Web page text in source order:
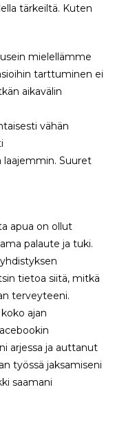
tärkeiltä. Kuten
mielellämme
tarttuminen ei
aikavälin
vähän
laajemmin. Suuret
apua on ollut
palaute ja tuki.
tietoa siitä, mitkä
terveyteeni.
ajan
arjessa ja auttanut
työssä jaksamiseni
saamani